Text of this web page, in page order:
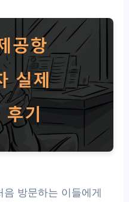
방문하는 이들에게